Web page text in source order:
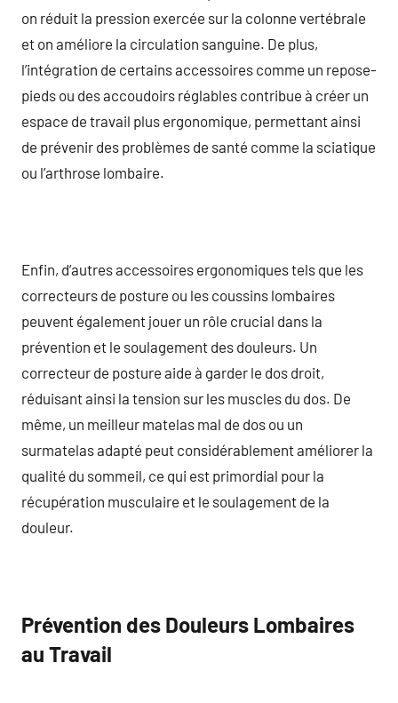
on réduit la pression exercée sur la colonne vertébrale
et on améliore la circulation sanguine. De plus,
l’intégration de certains accessoires comme un repose-
pieds ou des accoudoirs réglables contribue à créer un
espace de travail plus ergonomique, permettant ainsi
de prévenir des problèmes de santé comme la sciatique
ou l’arthrose lombaire.
Enfin, d’autres accessoires ergonomiques tels que les
correcteurs de posture ou les coussins lombaires
peuvent également jouer un rôle crucial dans la
prévention et le soulagement des douleurs. Un
correcteur de posture aide à garder le dos droit,
réduisant ainsi la tension sur les muscles du dos. De
même, un meilleur matelas mal de dos ou un
surmatelas adapté peut considérablement améliorer la
qualité du sommeil, ce qui est primordial pour la
récupération musculaire et le soulagement de la
douleur.
Prévention des Douleurs Lombaires
au Travail